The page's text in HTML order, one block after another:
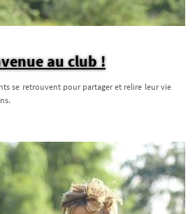
au club !
se retrouvent pour partager et relire leur vie